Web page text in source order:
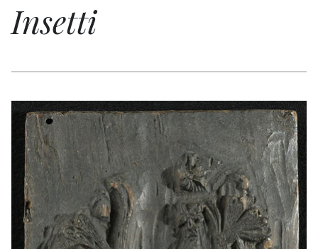
Insetti